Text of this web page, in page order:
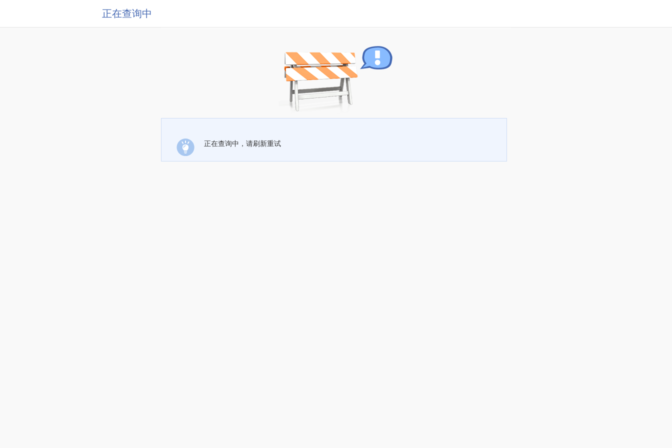
正在查询中
正在查询中，请刷新重试